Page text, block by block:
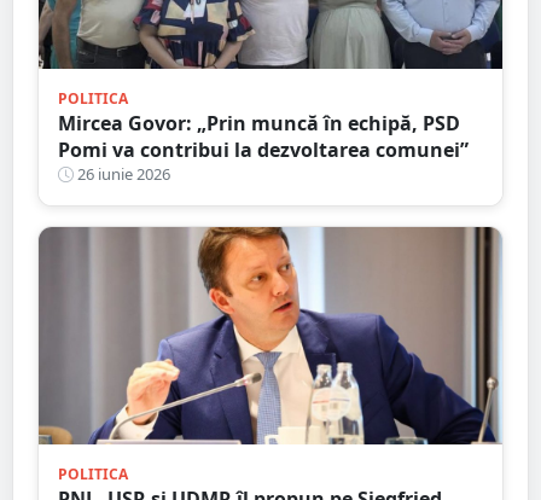
POLITICA
Mircea Govor: „Prin muncă în echipă, PSD
Pomi va contribui la dezvoltarea comunei”
26 iunie 2026
POLITICA